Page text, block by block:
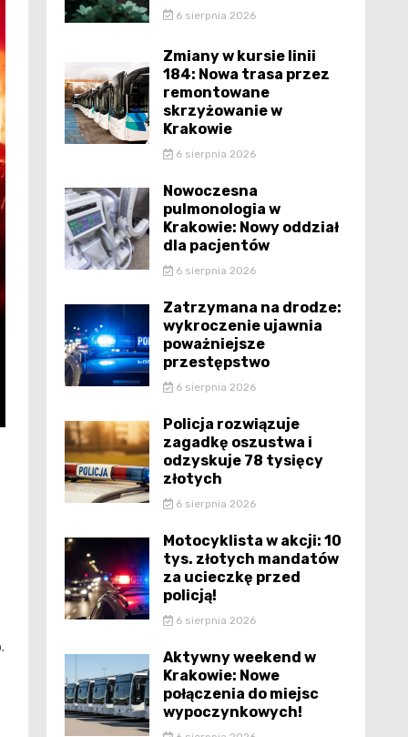
6 sierpnia 2026
Zmiany w kursie linii
184: Nowa trasa przez
remontowane
skrzyżowanie w
Krakowie
6 sierpnia 2026
Nowoczesna
pulmonologia w
Krakowie: Nowy oddział
dla pacjentów
6 sierpnia 2026
Zatrzymana na drodze:
wykroczenie ujawnia
poważniejsze
przestępstwo
6 sierpnia 2026
Policja rozwiązuje
zagadkę oszustwa i
odzyskuje 78 tysięcy
złotych
6 sierpnia 2026
Motocyklista w akcji: 10
tys. złotych mandatów
za ucieczkę przed
policją!
6 sierpnia 2026
Aktywny weekend w
Krakowie: Nowe
połączenia do miejsc
wypoczynkowych!